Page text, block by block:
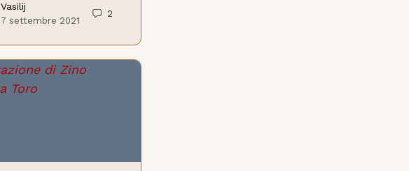
Vasilij
7 settembre 2021
2